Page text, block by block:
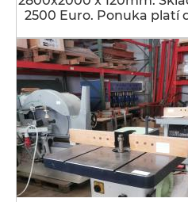
2500 Euro. Ponuka platí